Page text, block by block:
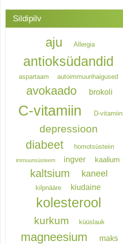
Sildipilv
aju Allergia
antioksüdandid
aspartaam autoimmuunhaigused
avokaado brokoli
C-vitamiin D-vitamiin
depressioon
diabeet homotsüsteiin
immuunsüsteem ingver kaalium
kaltsium kaneel
kilpnääre kiudaine
kolesterool
kurkum küüslauk
magneesium maks